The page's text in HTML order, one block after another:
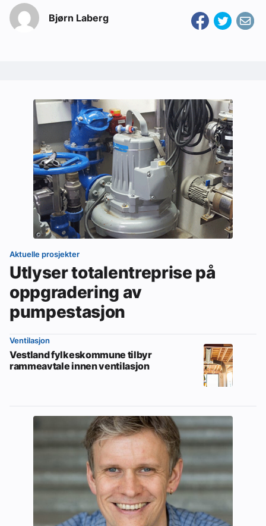
Bjørn Laberg
Aktuelle prosjekter
Utlyser totalentreprise på
oppgradering av
pumpestasjon
Ventilasjon
Vestland fylkeskommune tilbyr
rammeavtale innen ventilasjon